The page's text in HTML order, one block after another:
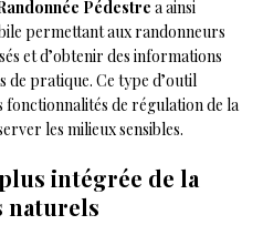
Pédestre a ainsi
permettant aux randonneurs
et d’obtenir des informations
de pratique. Ce type d’outil
de régulation de la
les milieux sensibles.
intégrée de la
naturels